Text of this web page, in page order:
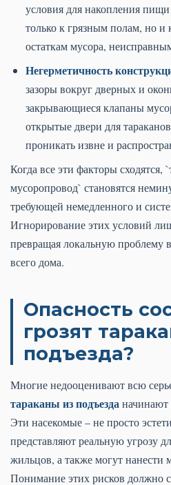
условия для накопления
только к грязным полам, но
остаткам мусора,
Негерметичность
зазоры вокруг дверных и
закрывающиеся клапаны
открытые двери для
проникать извне и
Когда все эти факторы сходятся,
мусоропровод` становятся
требующей немедленного и
Игнорирование этих условий
превращая локальную проблему
всего дома.
Опасность
грозят
подъезда?
Многие недооценивают всю
тараканы из подъезданачинают
Эти насекомые – не просто
представляют реальную угрозу
жильцов, а также могут нанести
Понимание этих рисков должно